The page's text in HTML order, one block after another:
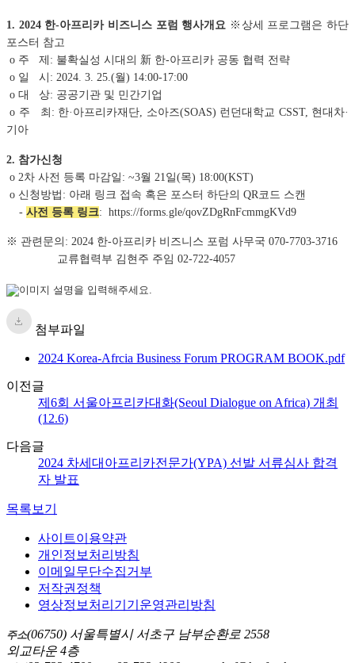
1. 2024 한-아프리카 비즈니스 포럼 행사개요 ※상세 프로그램은 하단
포스터 참고
o 주 제: 불확실성 시대의 新 한-아프리카 공동 협력 전략
o 일 시: 2024. 3. 25.(월) 14:00-17:00
o 대 상: 공공기관 및 민간기업
o 주 최: 한·아프리카재단, 소아즈(SOAS) 런던대학교 CSST, 현대차·
기아
2. 참가신청
o 2차 사전 등록 마감일: ~3월 21일(목) 18:00(KST)
o 신청방법: 아래 링크 접속 혹은 포스터 하단의 QR코드 스캔
- 사전 등록 링크: https://forms.gle/qovZDgRnFcmmgKVd9
※ 관련문의: 2024 한-아프리카 비즈니스 포럼 사무국 070-7703-3716
교류협력부 김현주 주임 02-722-4057
첨부파일
2024 Korea-Afrcia Business Forum PROGRAM BOOK.pdf
이전글
제6회 서울아프리카대화(Seoul Dialogue on Africa) 개최
(12.6)
다음글
2024 차세대아프리카전문가(YPA) 선발 서류심사 합격
자 발표
목록보기
사이트이용약관
개인정보처리방침
이메일무단수집거부
저작권정책
영상정보처리기기운영관리방침
주소(06750) 서울특별시 서초구 남부순환로 2558
외교타운 4층